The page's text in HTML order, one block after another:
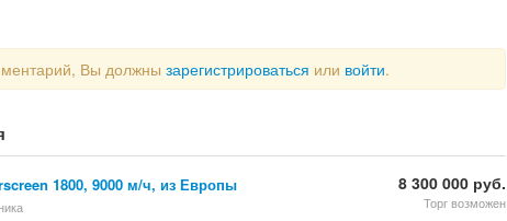
Вы должны зарегистрироваться или войти.
1800, 9000 м/ч, из Европы 8 300 000 руб.
Торг возможен